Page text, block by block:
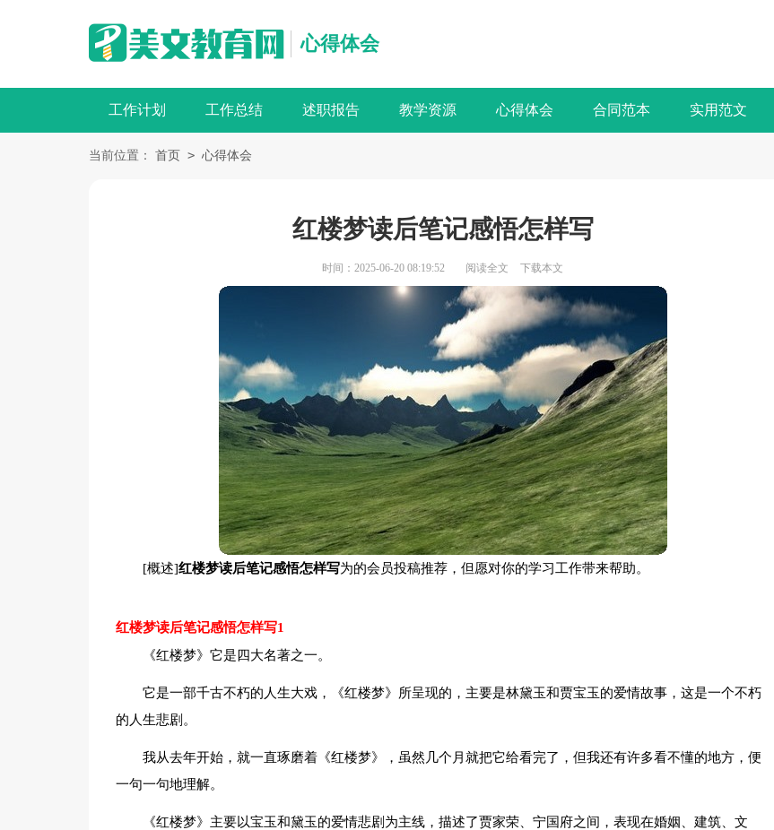
心得体会
工作计划 工作总结 述职报告 教学资源 心得体会 合同范本 实用范文
当前位置： 首页 > 心得体会
红楼梦读后笔记感悟怎样写
时间：2025-06-20 08:19:52 阅读全文 下载本文
[概述]红楼梦读后笔记感悟怎样写为的会员投稿推荐，但愿对你的学习工作带来帮助。
红楼梦读后笔记感悟怎样写1
《红楼梦》它是四大名著之一。
它是一部千古不朽的人生大戏，《红楼梦》所呈现的，主要是林黛玉和贾宝玉的爱情故事，这是一个不朽
的人生悲剧。
我从去年开始，就一直琢磨着《红楼梦》，虽然几个月就把它给看完了，但我还有许多看不懂的地方，便
一句一句地理解。
《红楼梦》主要以宝玉和黛玉的爱情悲剧为主线，描述了贾家荣、宁国府之间，表现在婚姻、建筑、文